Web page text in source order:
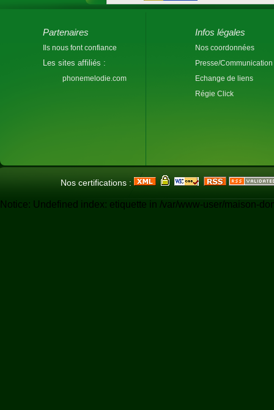
Partenaires
Ils nous font confiance
Les sites affiliés :
phonemelodie.com
Infos légales
Nos coordonnées
Presse/Communication
Echange de liens
Régie Click
Nos certifications :
Notice: Undefined index: etiquette in /var/www-user/maison-